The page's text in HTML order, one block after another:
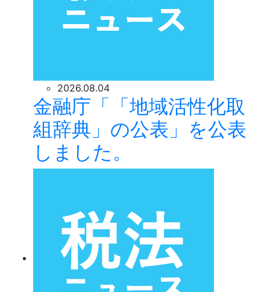
2026.08.04
金融庁「「地域活性化取
組辞典」の公表」を公表
しました。